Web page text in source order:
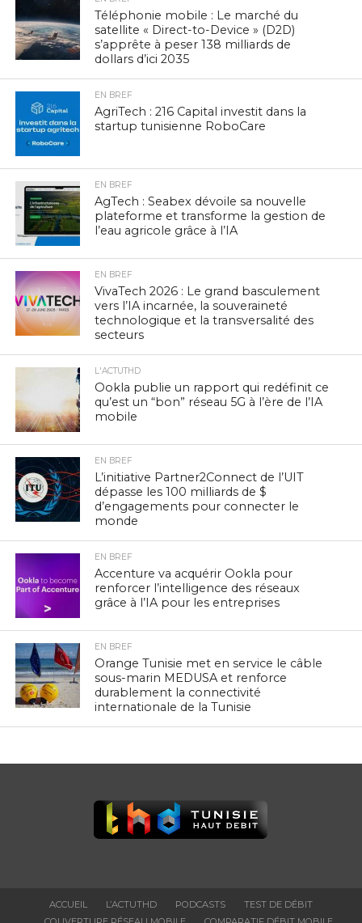
Téléphonie mobile : Le marché du
satellite « Direct-to-Device » (D2D)
s’apprête à peser 138 milliards de
dollars d’ici 2035
EN BREF
AgriTech : 216 Capital investit dans la
startup tunisienne RoboCare
EN BREF
AgTech : Seabex dévoile sa nouvelle
plateforme et transforme la gestion de
l’eau agricole grâce à l’IA
EN BREF
VivaTech 2026 : Le grand basculement
vers l’IA incarnée, la souveraineté
technologique et la transversalité des
secteurs
L'ACTUTHD
Ookla publie un rapport qui redéfinit ce
qu’est un “bon” réseau 5G à l’ère de l’IA
mobile
EN BREF
L’initiative Partner2Connect de l’UIT
dépasse les 100 milliards de $
d’engagements pour connecter le
monde
EN BREF
Accenture va acquérir Ookla pour
renforcer l’intelligence des réseaux
grâce à l’IA pour les entreprises
EN BREF
Orange Tunisie met en service le câble
sous-marin MEDUSA et renforce
durablement la connectivité
internationale de la Tunisie
ACCUEIL L’ACTUTHD PODCASTS
TEST DE DÉBIT